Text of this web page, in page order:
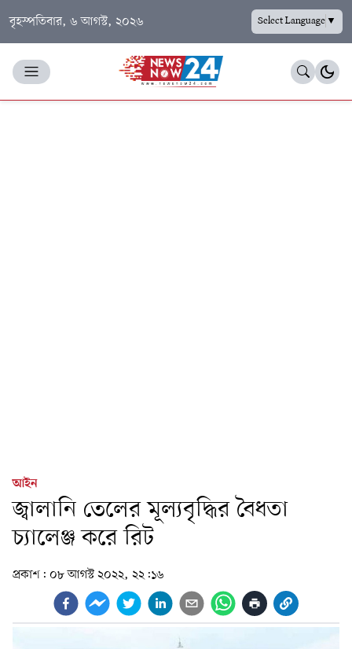
বৃহস্পতিবার, ৬ আগস্ট, ২০২৬ Select Language▼
আইন
জ্বালানি তেলের মূল্যবৃদ্ধির বৈধতা
চ্যালেঞ্জ করে রিট
প্রকাশ: ০৮ আগস্ট ২০২২, ২২:১৬